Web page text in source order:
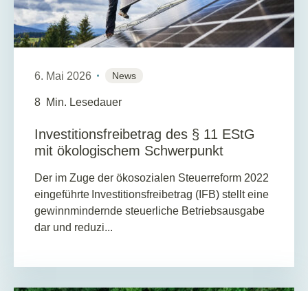
6. Mai 2026 News
8 Min. Lesedauer
Investitionsfreibetrag des § 11 EStG
mit ökologischem Schwerpunkt
Der im Zuge der ökosozialen Steuerreform 2022
eingeführte Investitionsfreibetrag (IFB) stellt eine
gewinnmindernde steuerliche Betriebsausgabe
dar und reduzi...